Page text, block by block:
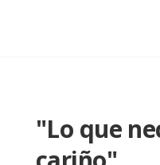
"Lo que